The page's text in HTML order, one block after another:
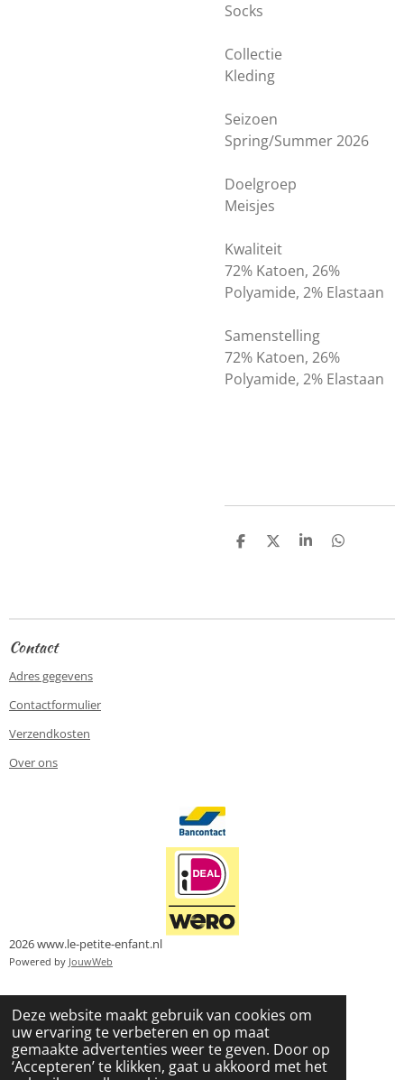
Deze website maakt gebruik van cookies om
uw ervaring te verbeteren en op maat
gemaakte advertenties weer te geven. Door op
‘Accepteren’ te klikken, gaat u akkoord met het
Socks
Collectie
Kleding
Seizoen
Spring/Summer 2026
Doelgroep
Meisjes
Kwaliteit
72% Katoen, 26%
Polyamide, 2% Elastaan
Samenstelling
72% Katoen, 26%
Polyamide, 2% Elastaan
D
D
S
D
Contact
Adres gegevens
Contactformulier
Verzendkosten
Over ons
2026 www.le-petite-enfant.nl
Powered by JouwWeb